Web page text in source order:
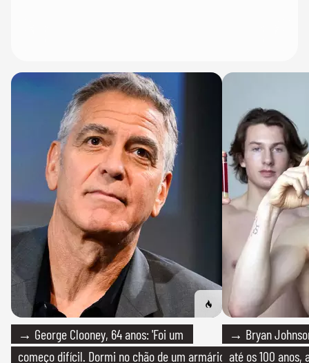
→ George Clooney, 64 anos: 'Foi um
começo difícil. Dormi no chão de um armário
→ Bryan
até os 100